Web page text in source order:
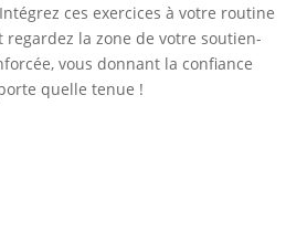
ces exercices à votre routine
la zone de votre soutien-
vous donnant la confiance
quelle tenue !